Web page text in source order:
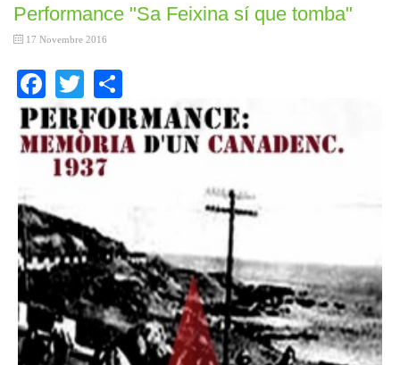
Performance "Sa Feixina sí que tomba"
17 Novembre 2016
Facebook
Twitter